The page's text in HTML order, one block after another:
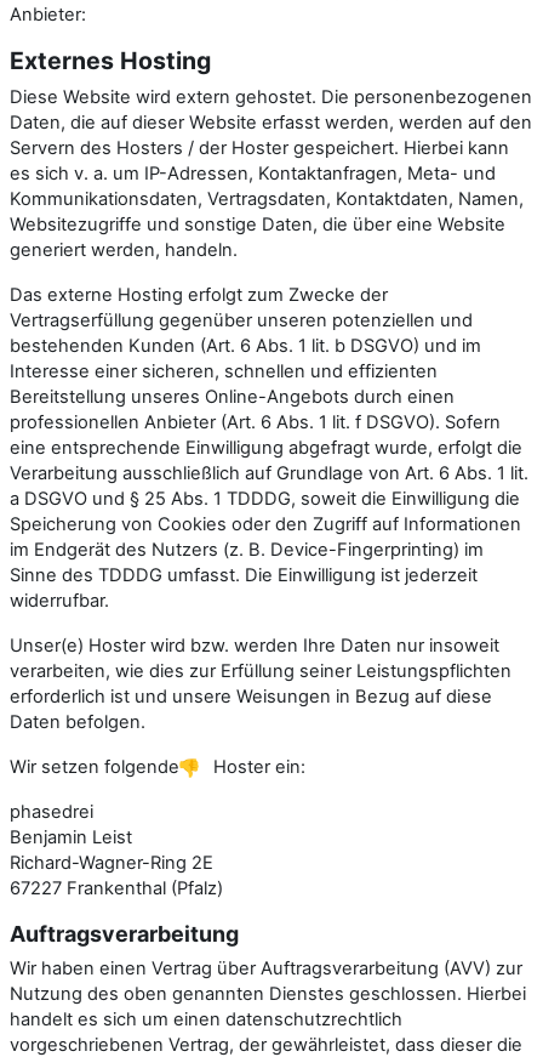
Anbieter:
Externes Hosting
Diese Website wird extern gehostet. Die personenbezogenen
Daten, die auf dieser Website erfasst werden, werden auf den
Servern des Hosters / der Hoster gespeichert. Hierbei kann
es sich v. a. um IP-Adressen, Kontaktanfragen, Meta- und
Kommunikationsdaten, Vertragsdaten, Kontaktdaten, Namen,
Websitezugriffe und sonstige Daten, die über eine Website
generiert werden, handeln.
Das externe Hosting erfolgt zum Zwecke der
Vertragserfüllung gegenüber unseren potenziellen und
bestehenden Kunden (Art. 6 Abs. 1 lit. b DSGVO) und im
Interesse einer sicheren, schnellen und effizienten
Bereitstellung unseres Online-Angebots durch einen
professionellen Anbieter (Art. 6 Abs. 1 lit. f DSGVO). Sofern
eine entsprechende Einwilligung abgefragt wurde, erfolgt die
Verarbeitung ausschließlich auf Grundlage von Art. 6 Abs. 1 lit.
a DSGVO und § 25 Abs. 1 TDDDG, soweit die Einwilligung die
Speicherung von Cookies oder den Zugriff auf Informationen
im Endgerät des Nutzers (z. B. Device-Fingerprinting) im
Sinne des TDDDG umfasst. Die Einwilligung ist jederzeit
widerrufbar.
Unser(e) Hoster wird bzw. werden Ihre Daten nur insoweit
verarbeiten, wie dies zur Erfüllung seiner Leistungspflichten
erforderlich ist und unsere Weisungen in Bezug auf diese
Daten befolgen.
Wir setzen folgende Hoster ein:
phasedrei
Benjamin Leist
Richard-Wagner-Ring 2E
67227 Frankenthal (Pfalz)
Auftragsverarbeitung
Wir haben einen Vertrag über Auftragsverarbeitung (AVV) zur
Nutzung des oben genannten Dienstes geschlossen. Hierbei
handelt es sich um einen datenschutzrechtlich
vorgeschriebenen Vertrag, der gewährleistet, dass dieser die